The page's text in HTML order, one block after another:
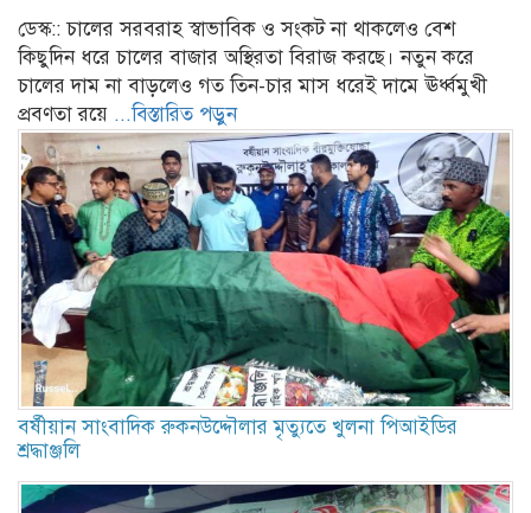
ডেস্ক:: চালের সরবরাহ স্বাভাবিক ও সংকট না থাকলেও বেশ
কিছুদিন ধরে চালের বাজার অস্থিরতা বিরাজ করছে। নতুন করে
চালের দাম না বাড়লেও গত তিন-চার মাস ধরেই দামে ঊর্ধ্বমুখী
প্রবণতা রয়ে ...বিস্তারিত পড়ুন
বর্ষীয়ান সাংবাদিক রুকনউদ্দৌলার মৃত্যুতে খুলনা পিআইডির
শ্রদ্ধাঞ্জলি